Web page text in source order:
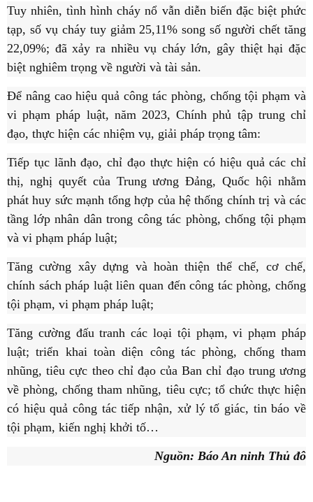
Tuy nhiên, tình hình cháy nổ vẫn diễn biến đặc biệt phức
tạp, số vụ cháy tuy giảm 25,11% song số người chết tăng
22,09%; đã xảy ra nhiều vụ cháy lớn, gây thiệt hại đặc
biệt nghiêm trọng về người và tài sản.
Để nâng cao hiệu quả công tác phòng, chống tội phạm và
vi phạm pháp luật, năm 2023, Chính phủ tập trung chỉ
đạo, thực hiện các nhiệm vụ, giải pháp trọng tâm:
Tiếp tục lãnh đạo, chỉ đạo thực hiện có hiệu quả các chỉ
thị, nghị quyết của Trung ương Đảng, Quốc hội nhằm
phát huy sức mạnh tổng hợp của hệ thống chính trị và các
tầng lớp nhân dân trong công tác phòng, chống tội phạm
và vi phạm pháp luật;
Tăng cường xây dựng và hoàn thiện thể chế, cơ chế,
chính sách pháp luật liên quan đến công tác phòng, chống
tội phạm, vi phạm pháp luật;
Tăng cường đấu tranh các loại tội phạm, vi phạm pháp
luật; triển khai toàn diện công tác phòng, chống tham
nhũng, tiêu cực theo chỉ đạo của Ban chỉ đạo trung ương
về phòng, chống tham nhũng, tiêu cực; tổ chức thực hiện
có hiệu quả công tác tiếp nhận, xử lý tố giác, tin báo về
tội phạm, kiến nghị khởi tố…
Nguồn: Báo An ninh Thủ đô